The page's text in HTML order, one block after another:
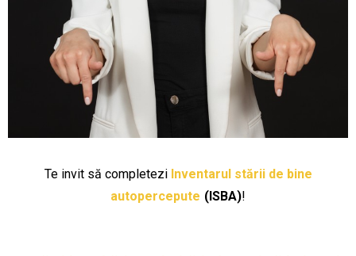
Te invit să completezi Inventarul stării de bine
autopercepute (ISBA)!